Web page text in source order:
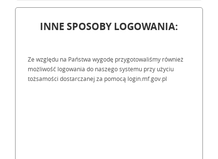
INNE SPOSOBY LOGOWANIA:
Ze względu na Państwa wygodę przygotowaliśmy również
możliwość logowania do naszego systemu przy użyciu
tożsamości dostarczanej za pomocą login.mf.gov.pl